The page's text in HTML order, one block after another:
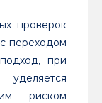
проверок
переходом
при
риском